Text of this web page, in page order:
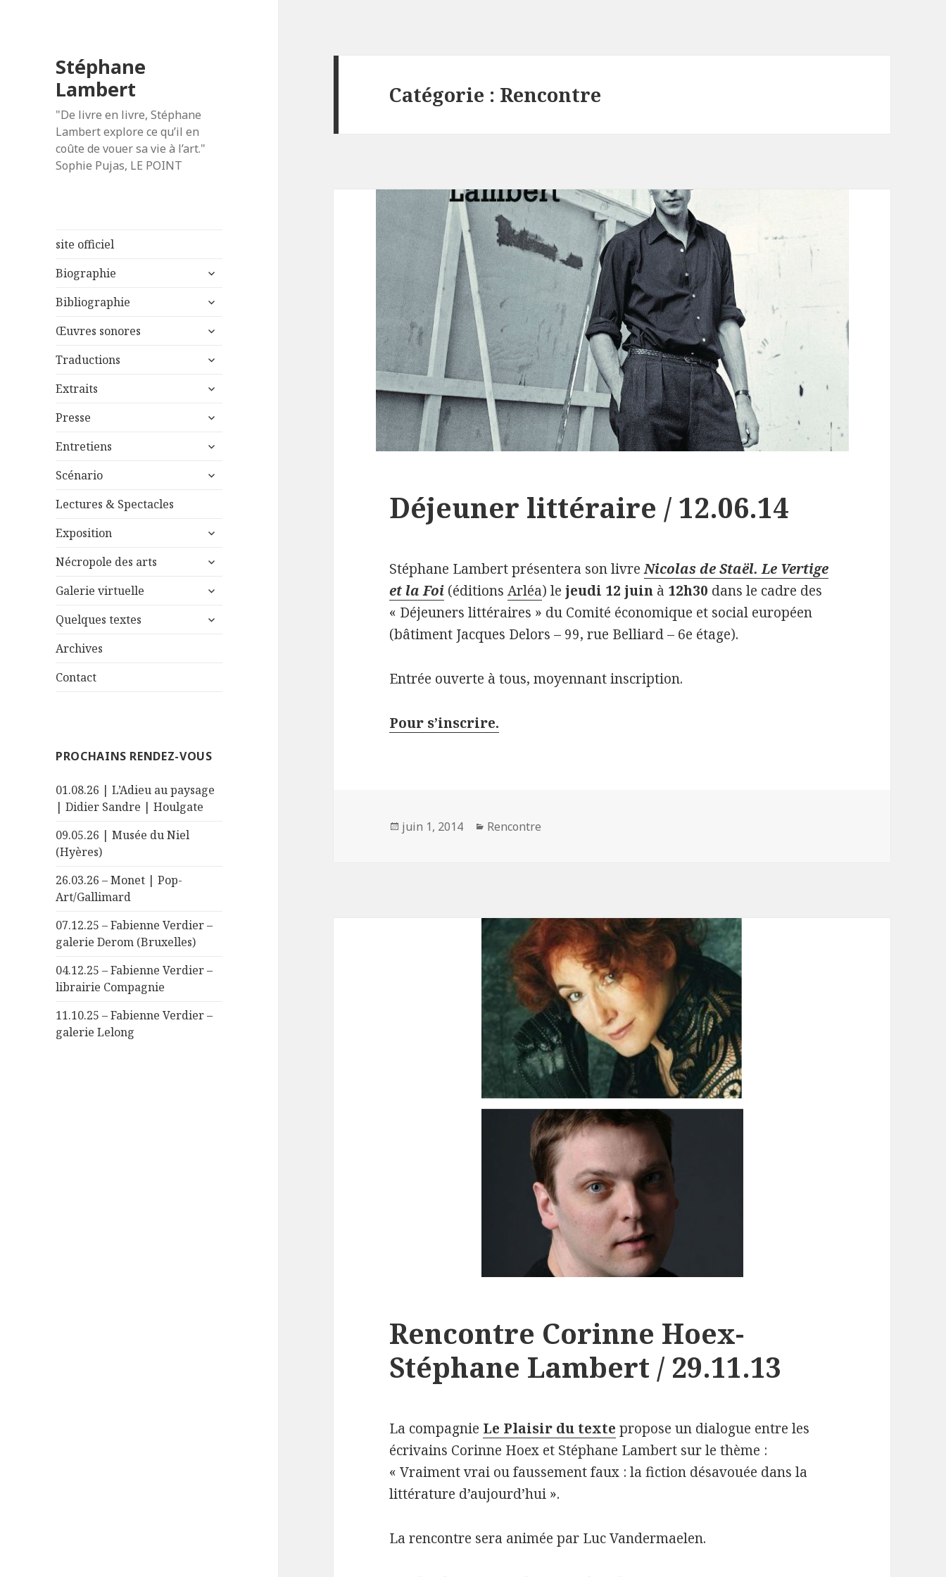
Stéphane
Lambert
"De livre en livre, Stéphane
Lambert explore ce qu’il en
coûte de vouer sa vie à l’art."
Sophie Pujas, LE POINT
site officiel
Biographie
ouvrir
sous-
Bibliographie
ouvrir
sous-
Œuvres sonores
ouvrir
sous-
Traductions
ouvrir
sous-
Extraits
ouvrir
sous-
Presse
ouvrir
sous-
Entretiens
ouvrir
sous-
Scénario
ouvrir
Lectures & Spectacles
Exposition
ouvrir
sous-
Nécropole des arts
ouvrir
sous-
Galerie virtuelle
ouvrir
sous-
Quelques textes
ouvrir
Archives
Contact
PROCHAINS RENDEZ-VOUS
01.08.26 | L’Adieu au paysage
| Didier Sandre | Houlgate
09.05.26 | Musée du Niel
(Hyères)
26.03.26 – Monet | Pop-
Art/Gallimard
07.12.25 – Fabienne Verdier –
galerie Derom (Bruxelles)
04.12.25 – Fabienne Verdier –
librairie Compagnie
11.10.25 – Fabienne Verdier –
galerie Lelong
Catégorie : Rencontre
Déjeuner littéraire / 12.06.14
Stéphane Lambert présentera son livreNicolas de Staël. Le Vertige
et la Foi (éditionsArléa) lejeudi 12 juin à 12h30 dans le cadre des
« Déjeuners littéraires » du Comité économique et social européen
(bâtiment Jacques Delors – 99, rue Belliard – 6e étage).
Entrée ouverte à tous, moyennant inscription.
Pour s’inscrire.
Publié
juin 1, 2014 Catégories
Rencontre
Rencontre Corinne Hoex-
Stéphane Lambert / 29.11.13
La compagnie Le Plaisir du texte propose un dialogue entre les
écrivains Corinne Hoex et Stéphane Lambert sur le thème :
« Vraiment vrai ou faussement faux : la fiction désavouée dans la
littérature d’aujourd’hui ».
La rencontre sera animée par Luc Vandermaelen.